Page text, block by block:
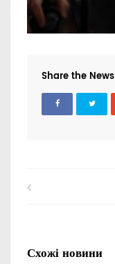
Share the News
Схожі новини